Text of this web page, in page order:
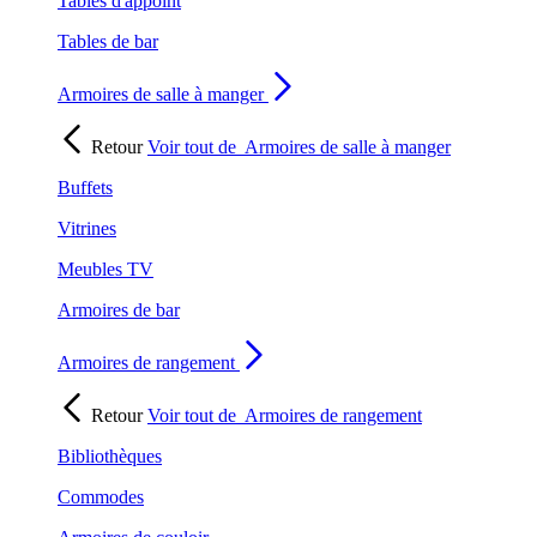
Tables de bar
Armoires de salle à manger
RetourVoir tout de Armoires de salle à manger
Buffets
Vitrines
Meubles TV
Armoires de bar
Armoires de rangement
RetourVoir tout de Armoires de rangement
Bibliothèques
Commodes